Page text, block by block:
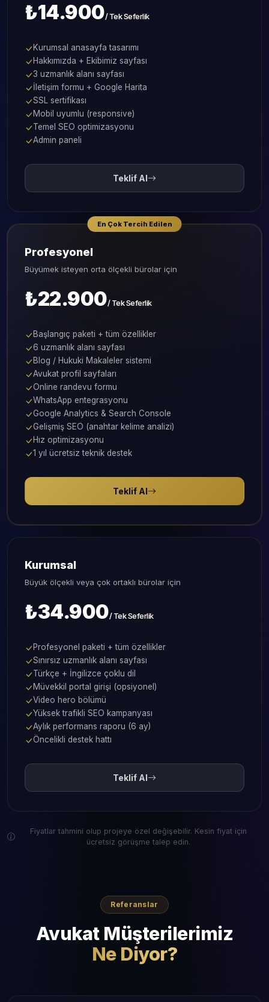
₺14.900/ Tek Seferlik
Kurumsal anasayfa tasarımı
Hakkımızda + Ekibimiz sayfası
3 uzmanlık alanı sayfası
İletişim formu + Google Harita
SSL sertifikası
Mobil uyumlu (responsive)
Temel SEO optimizasyonu
Admin paneli
Teklif Al
En Çok Tercih Edilen
Profesyonel
Büyümek isteyen orta ölçekli bürolar için
₺22.900/ Tek Seferlik
Başlangıç paketi + tüm özellikler
6 uzmanlık alanı sayfası
Blog / Hukuki Makaleler sistemi
Avukat profil sayfaları
Online randevu formu
WhatsApp entegrasyonu
Google Analytics & Search Console
Gelişmiş SEO (anahtar kelime analizi)
Hız optimizasyonu
1 yıl ücretsiz teknik destek
Teklif Al
Kurumsal
Büyük ölçekli veya çok ortaklı bürolar için
₺34.900/ Tek Seferlik
Profesyonel paketi + tüm özellikler
Sınırsız uzmanlık alanı sayfası
Türkçe + İngilizce çoklu dil
Müvekkil portal girişi (opsiyonel)
Video hero bölümü
Yüksek trafikli SEO kampanyası
Aylık performans raporu (6 ay)
Öncelikli destek hattı
Teklif Al
Fiyatlar tahmini olup projeye özel değişebilir. Kesin fiyat için
ücretsiz görüşme talep edin.
Referanslar
Avukat Müşterilerimiz
Ne Diyor?